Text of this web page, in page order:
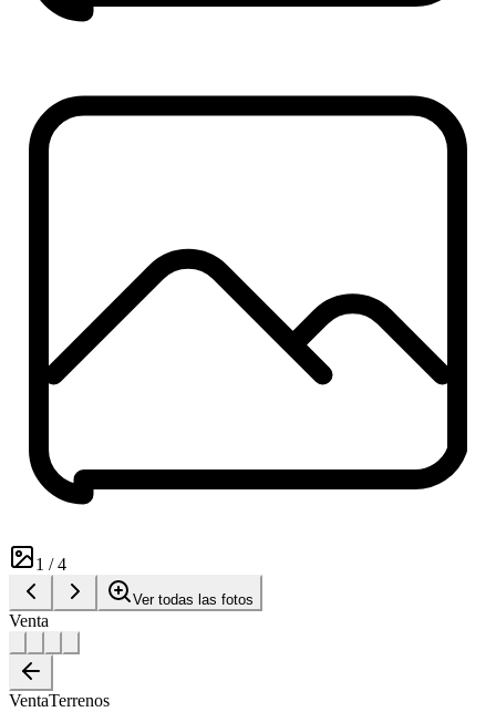
1 /4
Ver todas las fotos
Venta
VentaTerrenos